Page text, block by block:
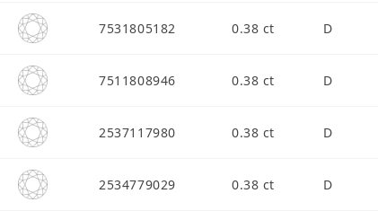
7531805182 0.38 ct D
7511808946 0.38 ct D
2537117980 0.38 ct D
2534779029 0.38 ct D